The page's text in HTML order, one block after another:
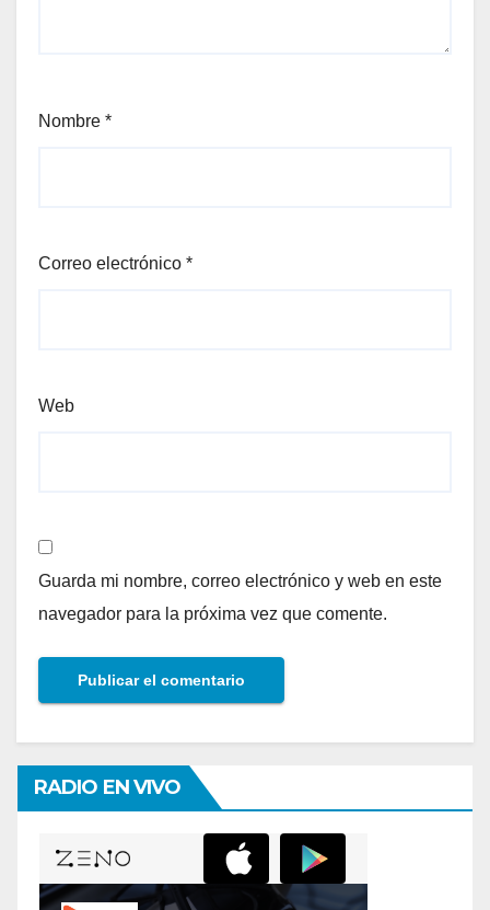
Nombre *
Correo electrónico *
Web
Guarda mi nombre, correo electrónico y web en este
navegador para la próxima vez que comente.
RADIO EN VIVO